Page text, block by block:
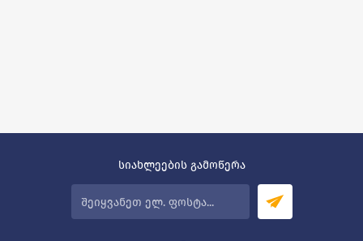
სიახლეების გამოწერა